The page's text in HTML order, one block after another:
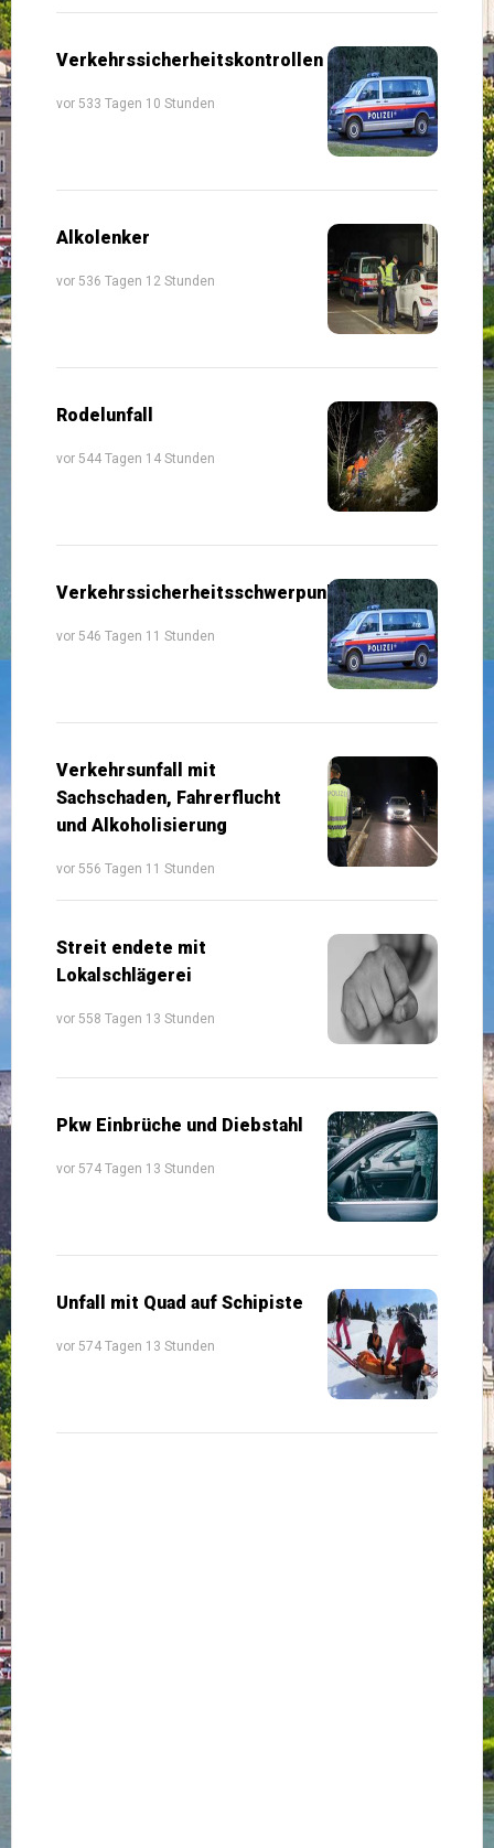
Verkehrssicherheitskontrollen
vor 533 Tagen 10 Stunden
Alkolenker
vor 536 Tagen 12 Stunden
Rodelunfall
vor 544 Tagen 14 Stunden
Verkehrssicherheitsschwerpunkte
vor 546 Tagen 11 Stunden
Verkehrsunfall mit
Sachschaden, Fahrerflucht
und Alkoholisierung
vor 556 Tagen 11 Stunden
Streit endete mit
Lokalschlägerei
vor 558 Tagen 13 Stunden
Pkw Einbrüche und Diebstahl
vor 574 Tagen 13 Stunden
Unfall mit Quad auf Schipiste
vor 574 Tagen 13 Stunden